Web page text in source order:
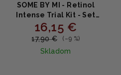
SOME BY MI - Retinol
Intense Trial Kit - Set
séra a očného krému s
retinolom 10ml+10ml
16,15 €
17,90 € (–9 %)
Skladom